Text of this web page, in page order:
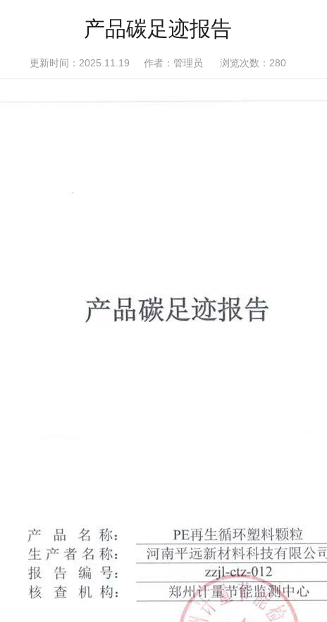
产品碳足迹报告
更新时间：2025.11.19 作者：管理员 浏览次数： 280